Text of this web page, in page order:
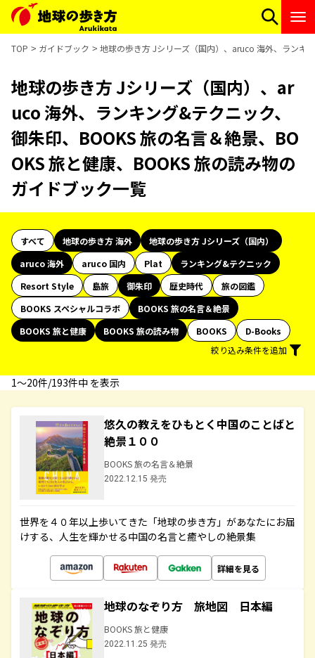
TOP ガイドブック 地球の歩き方 Jシリーズ（国内）、aruco 海外、ランキ
地球の歩き方 Jシリーズ（国内）、ar
uco 海外、ランキング&テクニック、
御朱印、BOOKS 旅の名言＆絶景、BO
OKS 旅と健康、BOOKS 旅の読み物の
ガイドブック一覧
すべて 地球の歩き方 海外
地球の歩き方 Jシリーズ（国内）
aruco 海外
aruco 国内 Plat
ランキング&テクニック
Resort Style
島旅 御朱印 歴史時代
旅の図鑑
BOOKS スペシャルコラボ
BOOKS 旅の名言＆絶景
BOOKS 旅と健康
BOOKS 旅の読み物 BOOKS
D-Books
絞り込み条件を追加
1〜20件/193件中 を表示
悠久の教えをひもとく中国のことばと
絶景１００
BOOKS 旅の名言＆絶景
2022.12.15 発売
世界を４０年以上歩いてきた「地球の歩き方」があなたにお届
けする、人生を輝かせる中国の名言と癒やしの絶景集
詳細を見る
地球のなぞり方 旅地図 日本編
BOOKS 旅と健康
2022.11.25 発売